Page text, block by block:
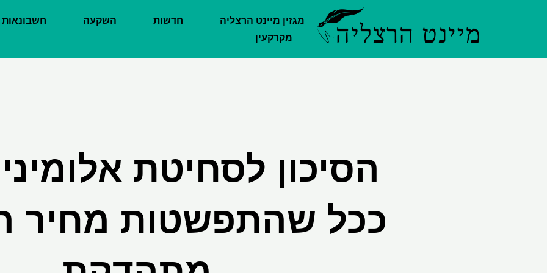
מגזין מיינט הרצליה חדשות השקעה
חשבונאות
מקרקעין
הסיכון לסחיטת
ככל שהתפשטות מחיר